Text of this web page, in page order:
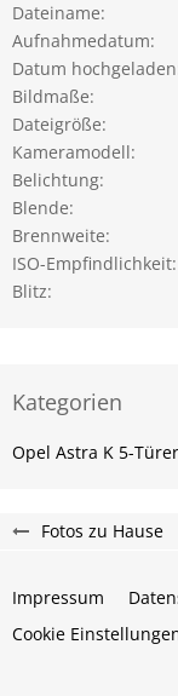
Dateiname
Aufnahmedatum
Datum hochgeladen
Bildmaße
Dateigröße
Kameramodell
Belichtung
Blende
Brennweite
ISO-Empfindlichkeit
Blitz
Kategorien
Opel Astra K 5-Türer
Fotos zu Hause
Impressum
Cookie